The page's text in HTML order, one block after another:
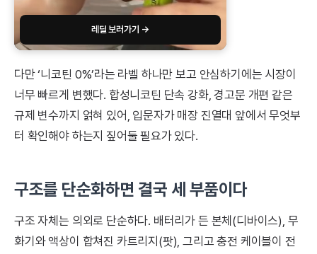
레딜 보러가기 →
다만 ‘니코틴 0%’라는 라벨 하나만 보고 안심하기에는 시장이
너무 빠르게 변했다. 합성니코틴 단속 강화, 경고문 개편 같은
규제 변수까지 얽혀 있어, 입문자가 매장 진열대 앞에서 무엇부
터 확인해야 하는지 짚어둘 필요가 있다.
구조를 단순화하면 결국 세 부품이다
구조 자체는 의외로 단순하다. 배터리가 든 본체(디바이스), 무
화기와 액상이 합쳐진 카트리지(팟), 그리고 충전 케이블이 전